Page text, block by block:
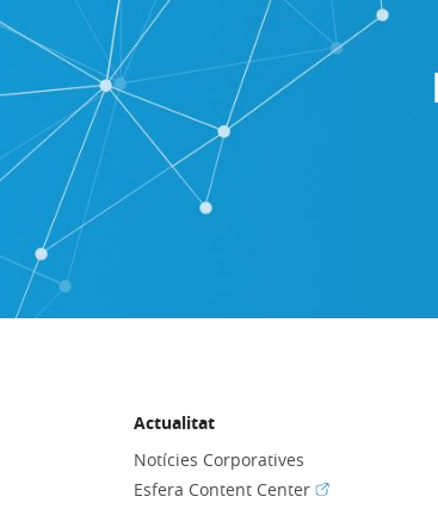
Actualitat
Notícies Corporatives
Esfera Content Center (Obre en